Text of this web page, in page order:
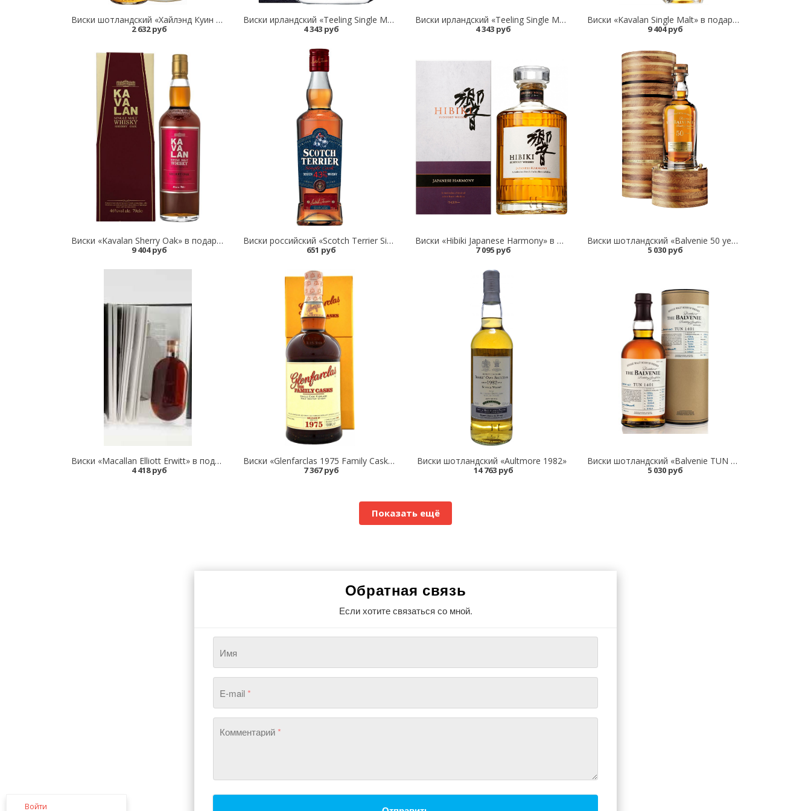
Войти
Виски шотландский «Хайлэнд Куин Меджисти Классик 3 года односолодовый шотландский виски Хайлэнд Куин Скотч Виски Кампани в подарочной упаковке Highland Queen Majesty Classic 3 years old single malt scotch whisky Highland Queen Scotch Whisky Company in gif
2 632 руб
Виски ирландский «Teeling Single Malt Irish Whiskey 24 Years» в подарочной упаковке
4 343 руб
Виски ирландский «Teeling Single Malt Irish Whiskey 13 Years Revival Calvados» в подарочной упаковке
4 343 руб
Виски «Kavalan Single Malt» в подарочной упаковке
9 404 руб
Виски «Kavalan Sherry Oak» в подарочной упаковке
9 404 руб
Виски российский «Scotch Terrier Single Cask»
651 руб
Виски «Hibiki Japanese Harmony» в подарочной упаковке
7 095 руб
Виски шотландский «Balvenie 50 years old» в подарочной упаковке
5 030 руб
Виски «Macallan Elliott Erwitt» в подарочной упаковке
4 418 руб
Виски «Glenfarclas 1975 Family Casks»
7 367 руб
Виски шотландский «Aultmore 1982»
14 763 руб
Виски шотландский «Balvenie TUN 1401» в тубе
5 030 руб
Показать ещё
Обратная связь
Если хотите связаться со мной.
Имя
E-mail*
Комментарий*